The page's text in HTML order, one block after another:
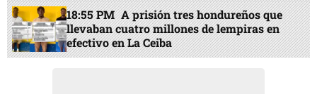
18:55 PM A prisión tres hondureños que
llevaban cuatro millones de lempiras en
efectivo en La Ceiba